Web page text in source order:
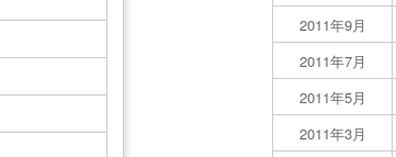
2011年9月
2011年7月
2011年5月
2011年3月